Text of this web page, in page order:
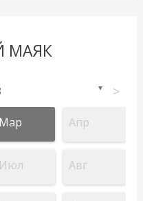
МАЯК
▼ >
Мар Апр
Июл Авг